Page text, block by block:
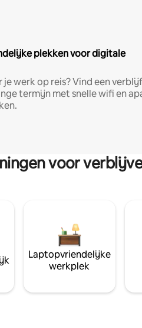
plekken voor digitale
je werk op reis? Vind een verblijf
termijn met snelle wifi en
voor
Laptopvriendelijke
werkplek